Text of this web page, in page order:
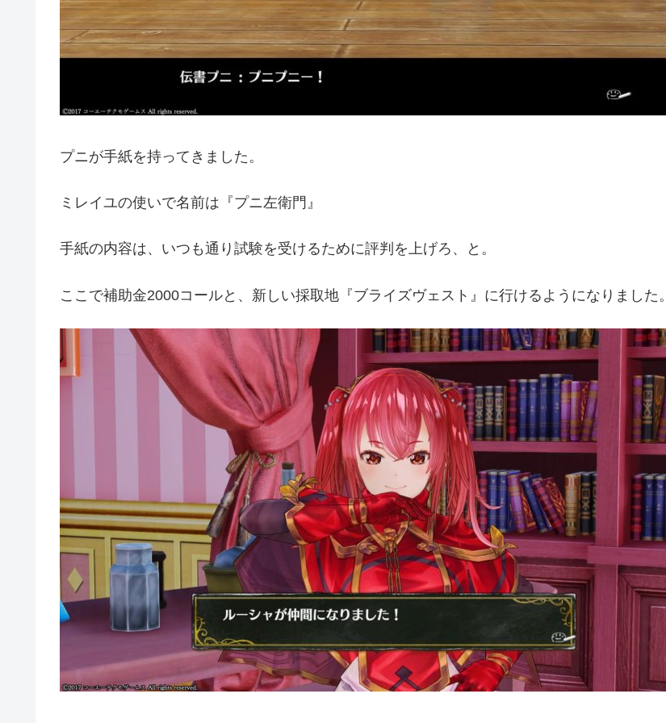
プニが手紙を持ってきました。
ミレイユの使いで名前は『プニ左衛門』
手紙の内容は、いつも通り試験を受けるために評判を上げろ、と。
ここで補助金2000コールと、新しい採取地『ブライズヴェスト』に行けるようになりました。